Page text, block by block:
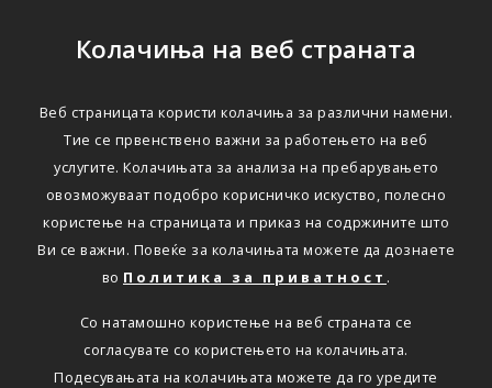
Колачиња на веб страната
Веб страницата користи колачиња за различни намени.
Тие се првенствено важни за работењето на веб
услугите. Колачињата за анализа на пребарувањето
овозможуваат подобро корисничко искуство, полесно
користење на страницата и приказ на содржините што
Ви се важни. Повеќе за колачињата можете да дознаете
во Политика за приватност .
Со натамошно користење на веб страната се
согласувате со користењето на колачињата.
Подесувањата на колачињата можете да го уредите